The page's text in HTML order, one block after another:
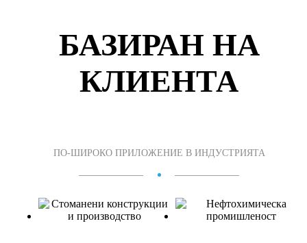
БАЗИРАН НА
КЛИЕНТА
ПО-ШИРОКО ПРИЛОЖЕНИЕ В ИНДУСТРИЯТА